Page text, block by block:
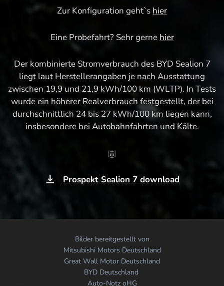
Zur Konfiguration geht`s hier
Eine Probefahrt? Sehr gerne hier
Der kombinierte Stromverbrauch des BYD Sealion 7
liegt laut Herstellerangaben je nach Ausstattung
zwischen 19,9 und 21,9 kWh/100 km (WLTP). In Tests
wurde ein höherer Realverbrauch festgestellt, der bei
durchschnittlich 24 bis 27 kWh/100 km liegen kann,
insbesondere bei Autobahnfahrten und Kälte.
Prospekt Sealion 7 download
Bilder bereitgestellt von
Mitsubishi Motors Deutschland
Great Wall Motor Deutschland
BYD Deutschland
Auto-Notz oHG